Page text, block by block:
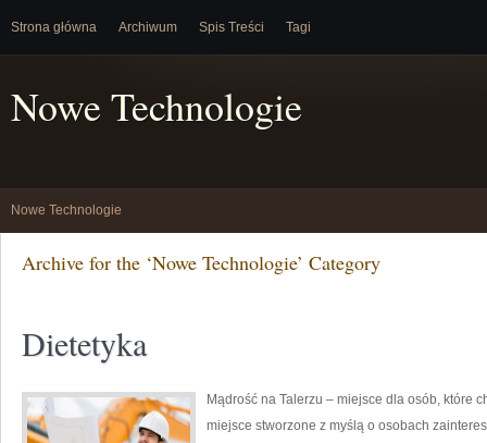
Strona główna Archiwum Spis Treści Tagi
Nowe Technologie
Nowe Technologie
Archive for the ‘Nowe Technologie’ Category
Dietetyka
Mądrość na Talerzu – miejsce dla osób, które
miejsce stworzone z myślą o osobach